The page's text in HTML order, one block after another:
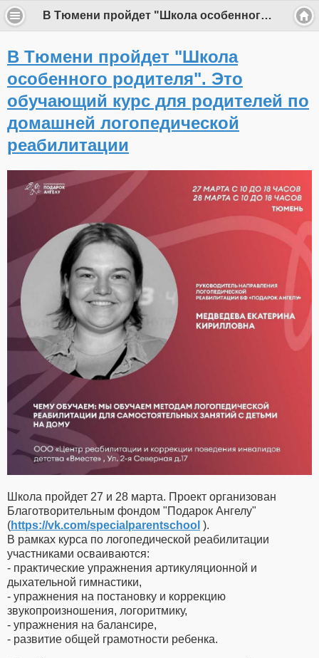
В Тюмени пройдет "Школа особенного родителя". Это обучающий курс для родителей по домашней логопедической реабилитации
В Тюмени пройдет "Школа
особенного родителя". Это
обучающий курс для родителей по
домашней логопедической
реабилитации
Школа пройдет 27 и 28 марта. Проект организован
Благотворительным фондом "Подарок Ангелу"
(https://vk.com/specialparentschool ).
В рамках курса по логопедической реабилитации
участниками осваиваются:
- практические упражнения артикуляционной и
дыхательной гимнастики,
- упражнения на постановку и коррекцию
звукопроизношения, логоритмику,
- упражнения на балансире,
- развитие общей грамотности ребенка.